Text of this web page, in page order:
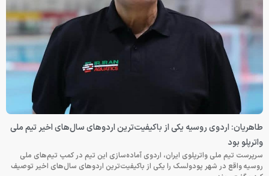
طاهریان: اردوی روسیه یکی از باکیفیت‌ترین اردوهای سال‌های اخیر تیم ملی
واترپلو بود
سرپرست تیم ملی واترپلوی ایران، اردوی آماده‌سازی این تیم در کمپ تیم‌های ملی
روسیه واقع در شهر پودولسک را یکی از باکیفیت‌ترین اردوهای سال‌های اخیر توصیف